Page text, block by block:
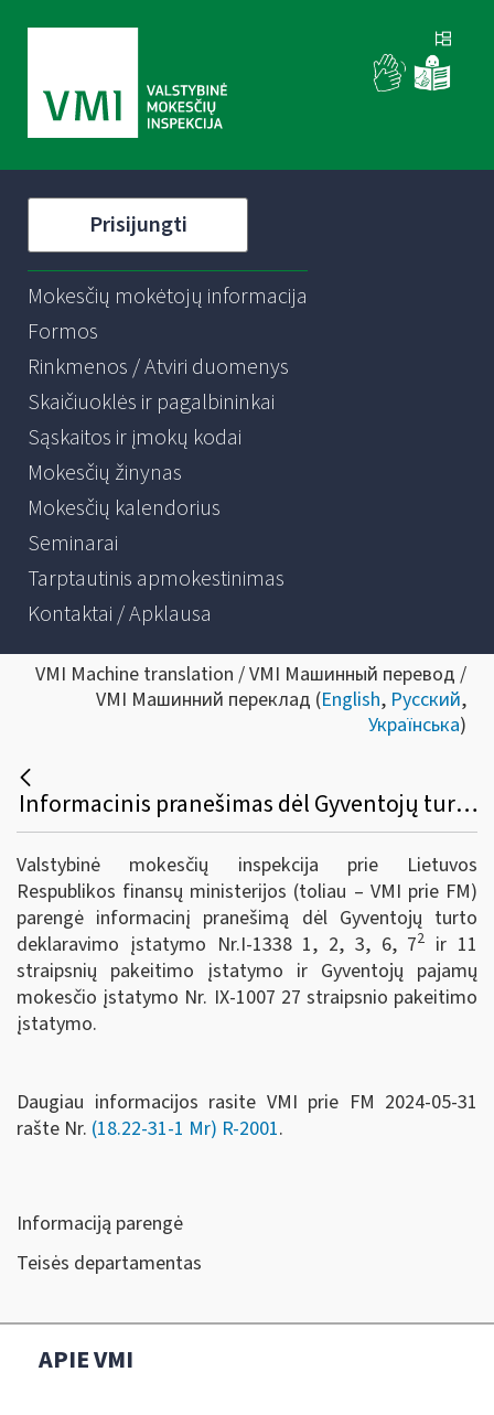
Prisijungti
Mokesčių mokėtojų informacija
Formos
Rinkmenos / Atviri duomenys
Skaičiuoklės ir pagalbininkai
Sąskaitos ir įmokų kodai
Mokesčių žinynas
Mokesčių kalendorius
Seminarai
Tarptautinis apmokestinimas
Kontaktai / Apklausa
VMI Machine translation / VMI Машинный перевод /
VMI Машинний переклад (English, Русский,
Українська)
Informacinis pranešimas dėl Gyventojų turto deklaravimo įstatymo Nr.I-1338 1, 2, 3, 6, 72 ir 11 straipsnių pakeitimo įstatymo ir Gyventojų pajamų mokesčio įstatymo Nr. IX-1007 27 straipsnio pakeitimo įstatymo
Valstybinė mokesčių inspekcija prie Lietuvos
Respublikos finansų ministerijos (toliau – VMI prie FM)
parengė informacinį pranešimą dėl Gyventojų turto
deklaravimo įstatymo Nr.I-1338 1, 2, 3, 6, 72 ir 11
straipsnių pakeitimo įstatymo ir Gyventojų pajamų
mokesčio įstatymo Nr. IX-1007 27 straipsnio pakeitimo
įstatymo.
Daugiau informacijos rasite VMI prie FM 2024-05-31
rašte Nr. (18.22-31-1 Mr) R-2001.
Informaciją parengė
Teisės departamentas
APIE VMI